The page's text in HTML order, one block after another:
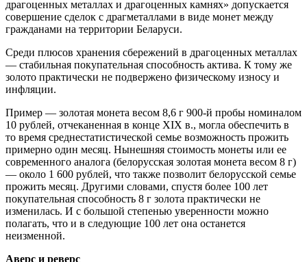
драгоценных металлах и драгоценных камнях» допускается
совершение сделок с драгметаллами в виде монет между
гражданами на территории Беларуси.
Среди плюсов хранения сбережений в драгоценных металлах
— стабильная покупательная способность актива. К тому же
золото практически не подвержено физическому износу и
инфляции.
Пример — золотая монета весом 8,6 г 900-й пробы номиналом
10 рублей, отчеканенная в конце XIX в., могла обеспечить в
то время среднестатистической семье возможность прожить
примерно один месяц. Нынешняя стоимость монеты или ее
современного аналога (белорусская золотая монета весом 8 г)
— около 1 600 рублей, что также позволит белорусской семье
прожить месяц. Другими словами, спустя более 100 лет
покупательная способность 8 г золота практически не
изменилась. И с большой степенью уверенности можно
полагать, что и в следующие 100 лет она останется
неизменной.
Аверс и реверс